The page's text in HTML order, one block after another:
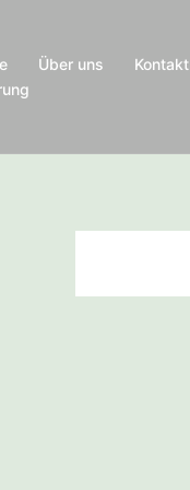
Über uns Kontakt